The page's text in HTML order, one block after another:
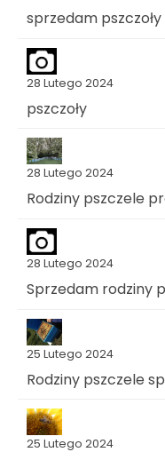
sprzedam pszczoły
28 Lutego 2024
pszczoły
28 Lutego 2024
Rodziny pszczele
28 Lutego 2024
Sprzedam rodziny
25 Lutego 2024
Rodziny pszczele
25 Lutego 2024